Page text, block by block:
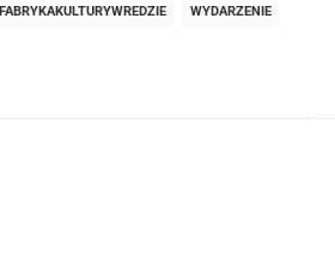
FABRYKAKULTURYWREDZIE WYDARZENIE